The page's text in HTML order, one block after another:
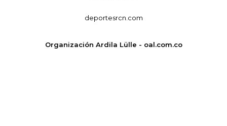
deportesrcn.com
Organización Ardila Lülle - oal.com.co